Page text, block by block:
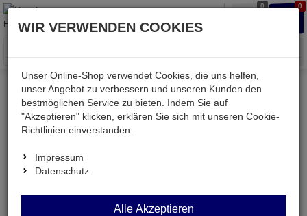
0 0
Menü
Kessler electronic Batterien & Akkus
Batterien
Spezial-Batterien
Spezial-Batterien
Topseller in dieser Kategorie
WIR VERWENDEN COOKIES
Unser Online-Shop verwendet Cookies, die uns helfen,
unser Angebot zu verbessern und unseren Kunden den
bestmöglichen Service zu bieten. Indem Sie auf
"Akzeptieren" klicken, erklären Sie sich mit unseren Cookie-
Richtlinien einverstanden.
Impressum
Datenschutz
Alle Akzeptieren